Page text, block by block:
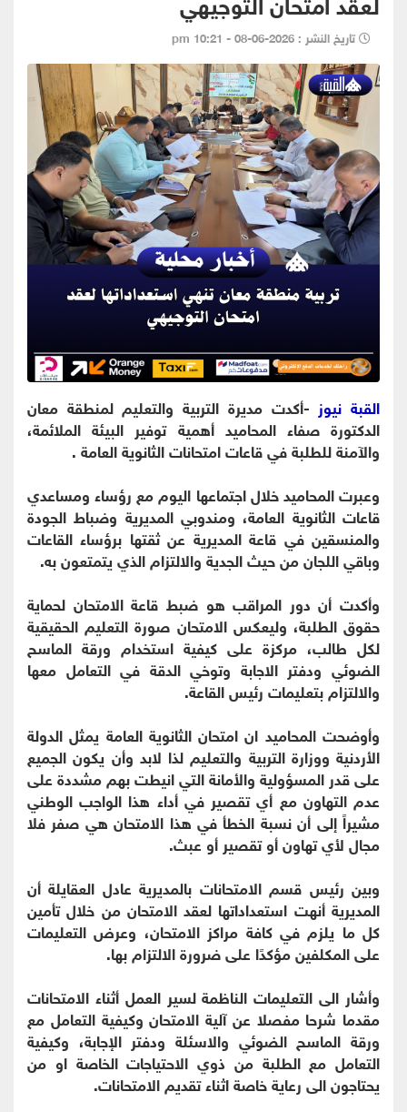
تاريخ النشر : 2026-06-08 - 10:21 pm
القبة نيوز -أكدت مديرة التربية والتعليم لمنطقة معان
الدكتورة صفاء المحاميد أهمية توفير البيئة الملائمة،
والآمنة للطلبة في قاعات امتحانات الثانوية العامة .
وعبرت المحاميد خلال اجتماعها اليوم مع رؤساء ومساعدي
قاعات الثانوية العامة، ومندوبي المديرية وضباط الجودة
والمنسقين في قاعة المديرية عن ثقتها برؤساء القاعات
وباقي اللجان من حيث الجدية والالتزام الذي يتمتعون به.
وأكدت أن دور المراقب هو ضبط قاعة الامتحان لحماية
حقوق الطلبة، وليعكس الامتحان صورة التعليم الحقيقية
لكل طالب، مركزة على كيفية استخدام ورقة الماسح
الضوئي ودفتر الاجابة وتوخي الدقة في التعامل معها
والالتزام بتعليمات رئيس القاعة.
وأوضحت المحاميد ان امتحان الثانوية العامة يمثل الدولة
الأردنية ووزارة التربية والتعليم لذا لابد وأن يكون الجميع
على قدر المسؤولية والأمانة التي انيطت بهم مشددة على
عدم التهاون مع أي تقصير في أداء هذا الواجب الوطني
مشيراً إلى أن نسبة الخطأ في هذا الامتحان هي صفر فلا
مجال لأي تهاون أو تقصير أو عبث.
وبين رئيس قسم الامتحانات بالمديرية عادل العقايلة أن
المديرية أنهت استعداداتها لعقد الامتحان من خلال تأمين
كل ما يلزم في كافة مراكز الامتحان، وعرض التعليمات
على المكلفين مؤكدًا على ضرورة الالتزام بها.
وأشار الى التعليمات الناظمة لسير العمل أثناء الامتحانات
مقدما شرحا مفصلا عن آلية الامتحان وكيفية التعامل مع
ورقة الماسح الضوئي والاسئلة ودفتر الإجابة، وكيفية
التعامل مع الطلبة من ذوي الاحتياجات الخاصة او من
يحتاجون الى رعاية خاصة اثناء تقديم الامتحانات.